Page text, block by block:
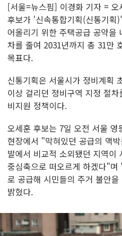
[서울=뉴스핌] 이경화 기자 = 오
후보가 '신속통합기획(신통기획
어올리기 위한 주택공급 공약을
차를 줄여 2031년까지 총 31만
목표다.
신통기획은 서울시가 정비계획
이상 걸리던 정비구역 지정 절
비지원 정책이다.
오세훈 후보는 7일 오전 서울 영
현장에서 "막혀있던 공급의 맥
발에서 비교적 소외됐던 지역이
중심축으로 떠오르게 하겠다"
로 공급해 시민들의 주거 불안
밝혔다.